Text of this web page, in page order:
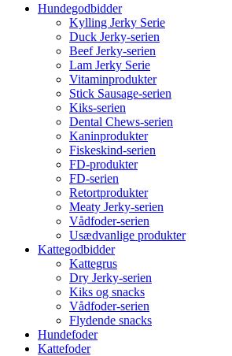
Hundegodbidder
Kylling Jerky Serie
Duck Jerky-serien
Beef Jerky-serien
Lam Jerky Serie
Vitaminprodukter
Stick Sausage-serien
Kiks-serien
Dental Chews-serien
Kaninprodukter
Fiskeskind-serien
FD-produkter
FD-serien
Retortprodukter
Meaty Jerky-serien
Vådfoder-serien
Usædvanlige produkter
Kattegodbidder
Kattegrus
Dry Jerky-serien
Kiks og snacks
Vådfoder-serien
Flydende snacks
Hundefoder
Kattefoder